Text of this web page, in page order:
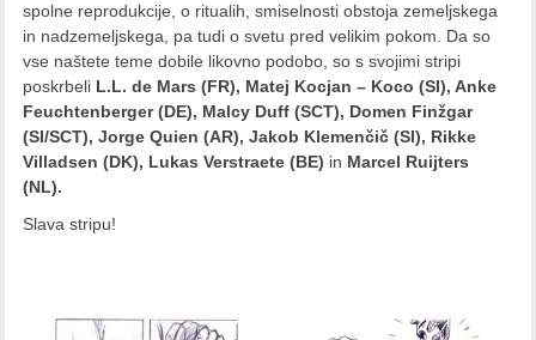
spolne reprodukcije, o ritualih, smiselnosti obstoja zemeljskega
in nadzemeljskega, pa tudi o svetu pred velikim pokom. Da so
vse naštete teme dobile likovno podobo, so s svojimi stripi
poskrbeli L.L. de Mars (FR), Matej Kocjan – Koco (SI), Anke
Feuchtenberger (DE), Malcy Duff (SCT), Domen Finžgar
(SI/SCT), Jorge Quien (AR), Jakob Klemenčič (SI), Rikke
Villadsen (DK), Lukas Verstraete (BE) in Marcel Ruijters
(NL).
Slava stripu!